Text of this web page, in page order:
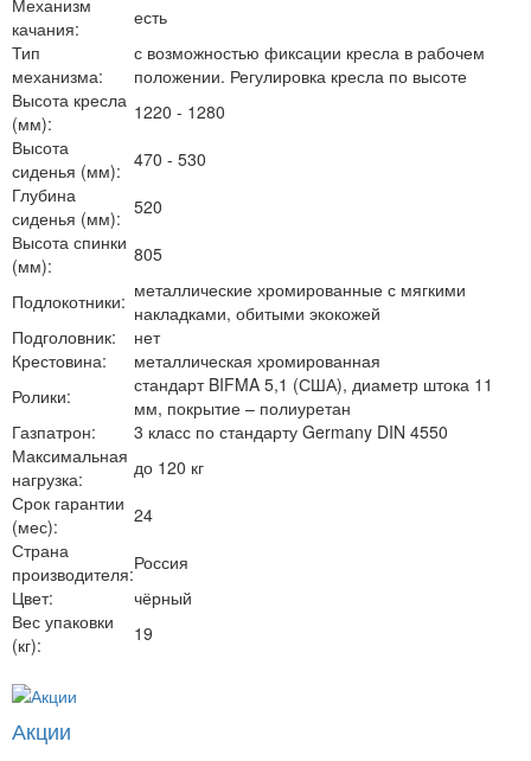
Механизм
качания:
есть
Тип
механизма:
с возможностью фиксации кресла в рабочем
положении. Регулировка кресла по высоте
Высота кресла
(мм):
1220 - 1280
Высота
сиденья (мм): 470 - 530
Глубина
сиденья (мм): 520
Высота спинки
(мм):
805
Подлокотники: металлические хромированные с мягкими
накладками, обитыми экокожей
Подголовник:
нет
Крестовина:
металлическая хромированная
Ролики:
стандарт BIFMA 5,1 (США), диаметр штока 11
мм, покрытие – полиуретан
Газпатрон:
3 класс по стандарту Germany DIN 4550
Максимальная
нагрузка:
до 120 кг
Срок гарантии
(мес):
24
Страна
производителя:Россия
Цвет:
чёрный
Вес упаковки
(кг):
19
Акции